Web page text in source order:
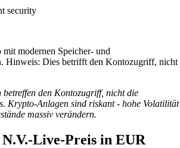
modernen Speicher- und
Hinweis: Dies betrifft den Kontozugriff, nicht
betreffen den Kontozugriff, nicht die
Krypto-Anlagen sind riskant - hohe Volatilität
massiv verändern.
Live-Preis in EUR